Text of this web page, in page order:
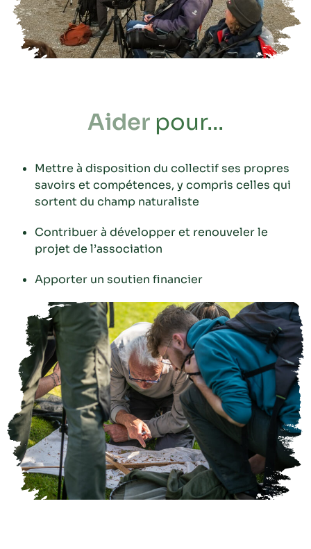
Aider pour...
Mettre à disposition du collectif ses propres
savoirs et compétences, y compris celles qui
sortent du champ naturaliste
Contribuer à développer et renouveler le
projet de l’association
Apporter un soutien financier